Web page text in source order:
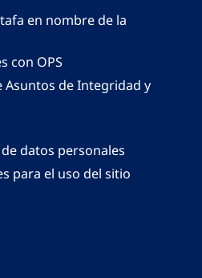
en nombre de la
con OPS
Asuntos de Integridad y
datos personales
para el uso del sitio